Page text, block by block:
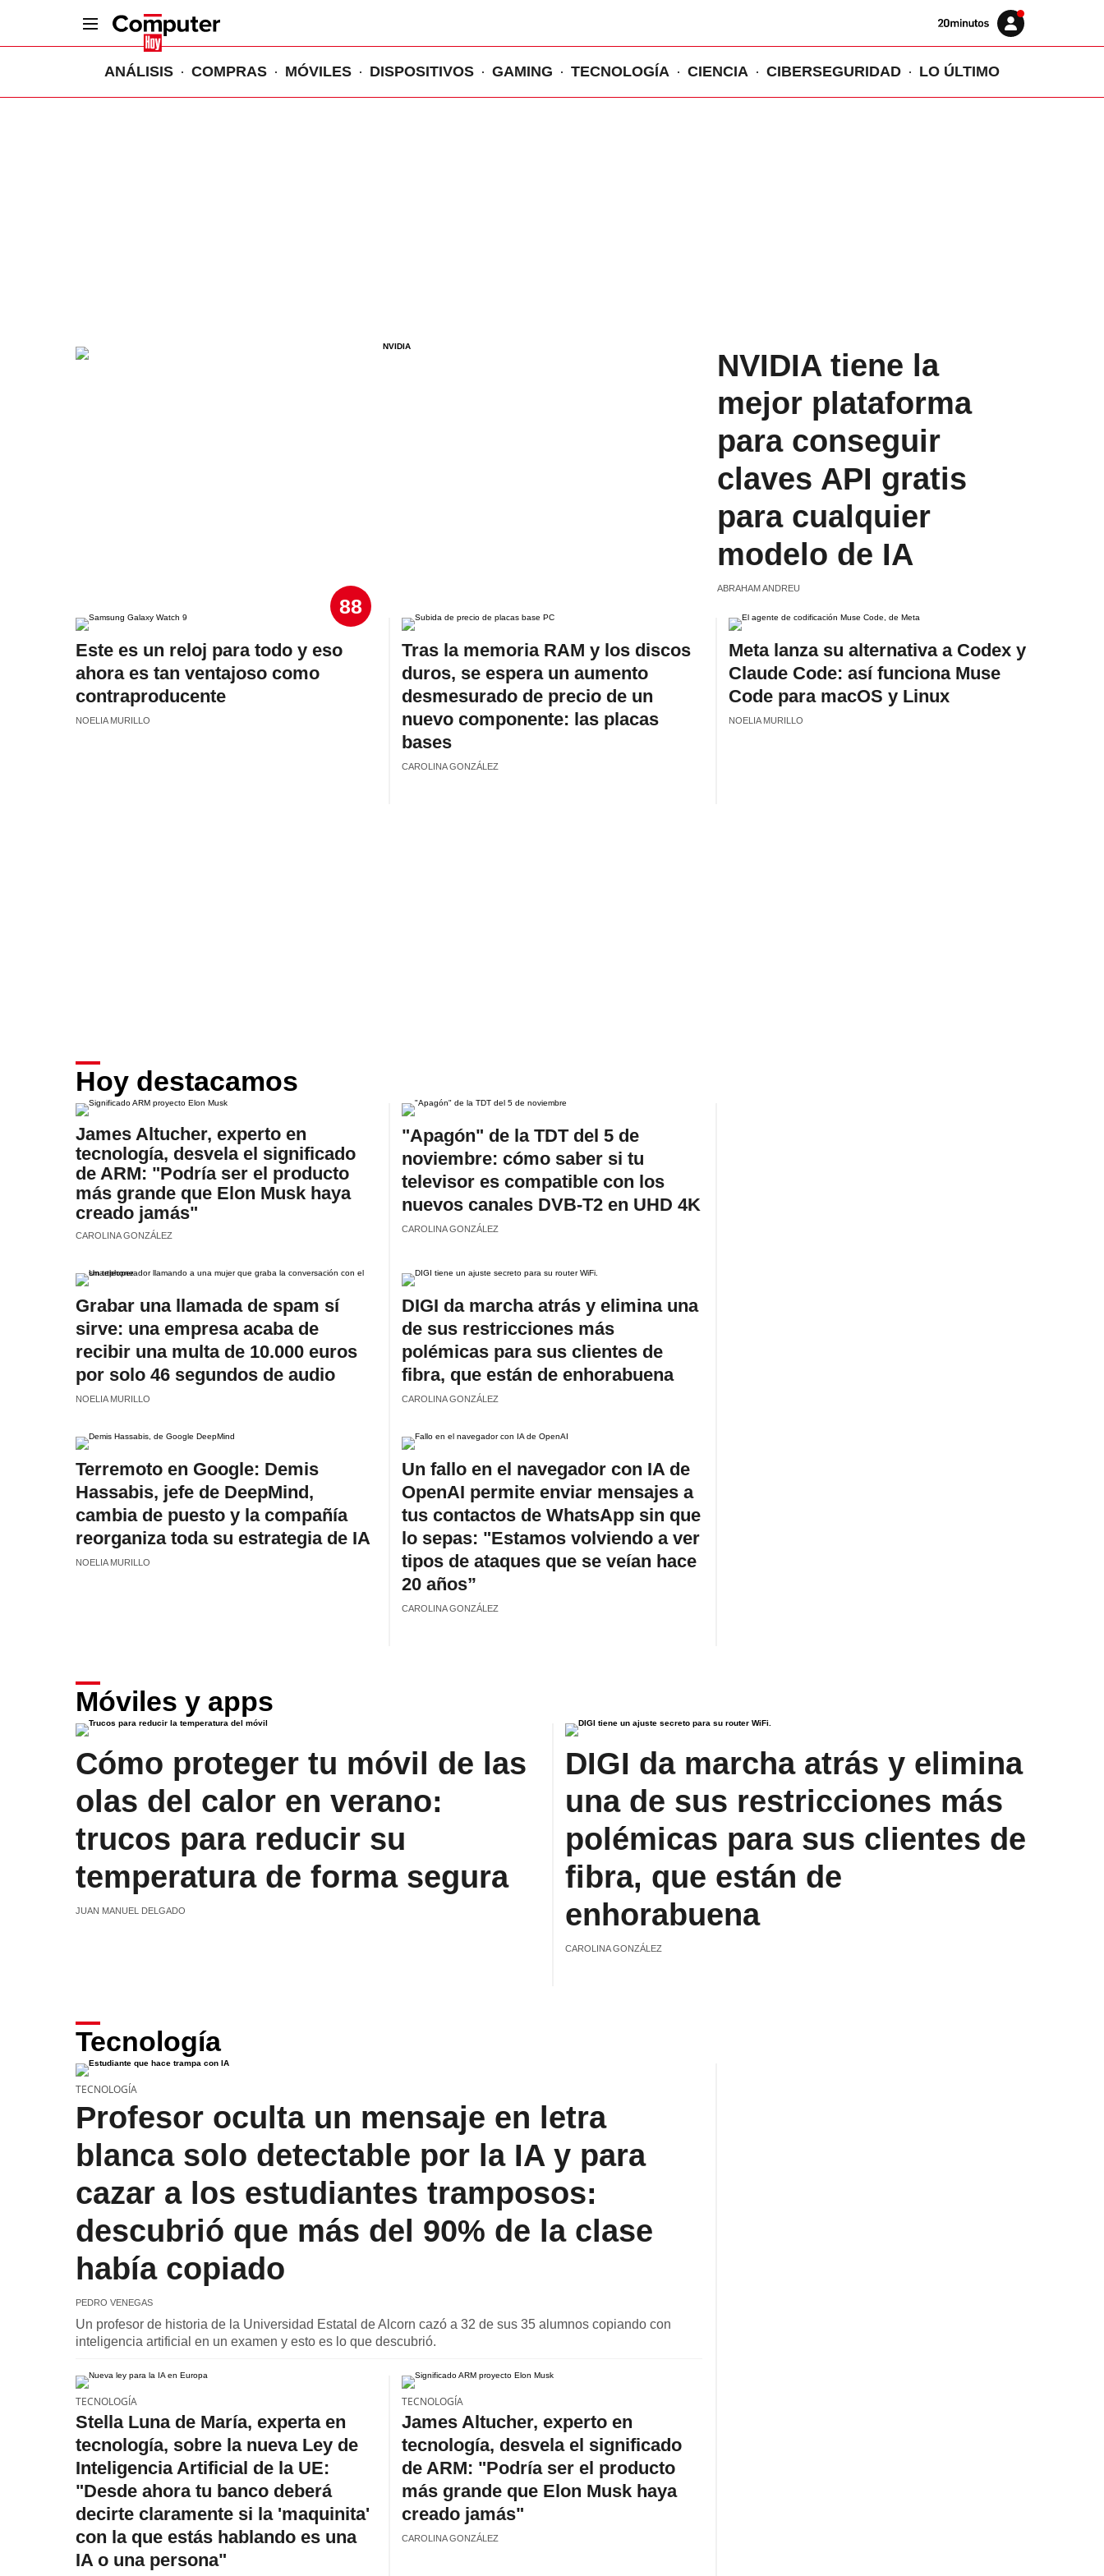
Volver
Iniciar
sesión
ANÁLISIS COMPRAS MÓVILES DISPOSITIVOS GAMING TECNOLOGÍA CIENCIA CIBERSEGURIDAD LO ÚLTIMO
NVIDIA tiene la
mejor plataforma
para conseguir
claves API gratis
para cualquier
modelo de IA
ABRAHAM ANDREU
88
Este es un reloj para todo y eso
ahora es tan ventajoso como
contraproducente
NOELIA MURILLO
Tras la memoria RAM y los discos
duros, se espera un aumento
desmesurado de precio de un
nuevo componente: las placas
bases
CAROLINA GONZÁLEZ
Meta lanza su alternativa a Codex y
Claude Code: así funciona Muse
Code para macOS y Linux
NOELIA MURILLO
Hoy destacamos
James Altucher, experto en
tecnología, desvela el significado
de ARM: "Podría ser el producto
más grande que Elon Musk haya
creado jamás"
CAROLINA GONZÁLEZ
"Apagón" de la TDT del 5 de
noviembre: cómo saber si tu
televisor es compatible con los
nuevos canales DVB-T2 en UHD 4K
CAROLINA GONZÁLEZ
Grabar una llamada de spam sí
sirve: una empresa acaba de
recibir una multa de 10.000 euros
por solo 46 segundos de audio
NOELIA MURILLO
DIGI da marcha atrás y elimina una
de sus restricciones más
polémicas para sus clientes de
fibra, que están de enhorabuena
CAROLINA GONZÁLEZ
Terremoto en Google: Demis
Hassabis, jefe de DeepMind,
cambia de puesto y la compañía
reorganiza toda su estrategia de IA
NOELIA MURILLO
Un fallo en el navegador con IA de
OpenAI permite enviar mensajes a
tus contactos de WhatsApp sin que
lo sepas: "Estamos volviendo a ver
tipos de ataques que se veían hace
20 años”
CAROLINA GONZÁLEZ
Móviles y apps
Cómo proteger tu móvil de las
olas del calor en verano:
trucos para reducir su
temperatura de forma segura
JUAN MANUEL DELGADO
DIGI da marcha atrás y elimina
una de sus restricciones más
polémicas para sus clientes de
fibra, que están de
enhorabuena
CAROLINA GONZÁLEZ
Tecnología
TECNOLOGÍA
Profesor oculta un mensaje en letra
blanca solo detectable por la IA y para
cazar a los estudiantes tramposos:
descubrió que más del 90% de la clase
había copiado
PEDRO VENEGAS
Un profesor de historia de la Universidad Estatal de Alcorn cazó a 32 de sus 35 alumnos copiando con
inteligencia artificial en un examen y esto es lo que descubrió.
TECNOLOGÍA
Stella Luna de María, experta en
tecnología, sobre la nueva Ley de
Inteligencia Artificial de la UE:
"Desde ahora tu banco deberá
decirte claramente si la 'maquinita'
con la que estás hablando es una
IA o una persona"
TECNOLOGÍA
James Altucher, experto en
tecnología, desvela el significado
de ARM: "Podría ser el producto
más grande que Elon Musk haya
creado jamás"
CAROLINA GONZÁLEZ